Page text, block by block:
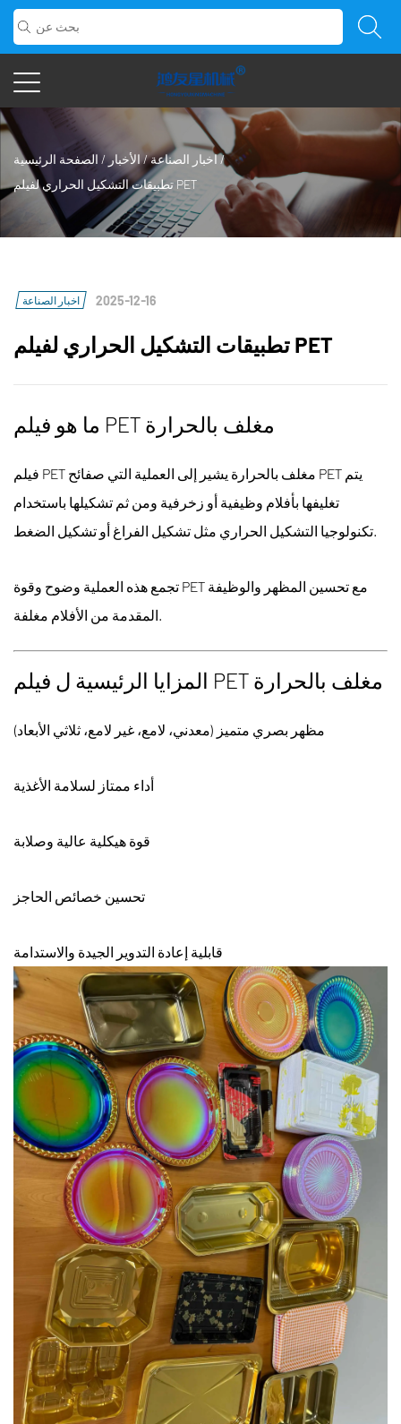
الصفحة الرئيسية /الأخبار/اخبار الصناعة/
تطبيقات التشكيل الحراري لفيلم PET
اخبار الصناعة 2025-12-16
تطبيقات التشكيل الحراري لفيلم PET
ما هو فيلم PET مغلف بالحرارة
فيلم PET مغلف بالحرارة يشير إلى العملية التي صفائح PET يتم
تغليفها بأفلام وظيفية أو زخرفية ومن ثم تشكيلها باستخدام
تكنولوجيا التشكيل الحراري
تجمع هذه العملية وضوح وقوة PET مع تحسين المظهر والوظيفة
المزايا الرئيسية ل فيلم PET مغلف بالحرارة
مظهر بصري متميز (معدني، لامع، غير لامع، ثلاثي الأبعاد)
أداء ممتاز لسلامة الأغذية
قوة هيكلية عالية وصلابة
تحسين خصائص الحاجز
قابلية إعادة التدوير الجيدة والاستدامة